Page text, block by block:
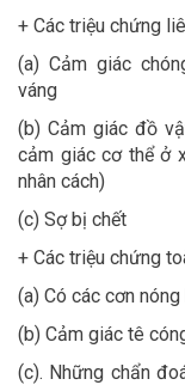
+ Các triệu chứng
(a) Cảm giác
váng
(b) Cảm giác đồ
cảm giác cơ thể ở
nhân cách)
(c) Sợ bị chết
+ Các triệu chứng
(a) Có các cơn
(b) Cảm giác tê
(c). Những chẩn